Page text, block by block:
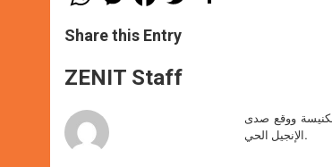
t
s
p
p
s
e
g
e
e
b
o
k
Share this Entry
ZENIT Staff
ووقع صدى
الإنجيل الحي.